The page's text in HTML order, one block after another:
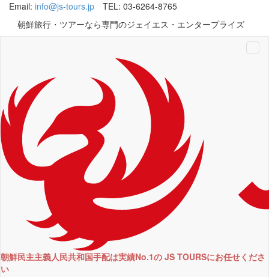
Email: info@js-tours.jp
TEL: 03-6264-8765
朝鮮旅行・ツアーなら専門のジェイエス・エンタープライズ
朝鮮民主主義人民共和国手配は実績No.1の JS TOURSにお任せくださ
い